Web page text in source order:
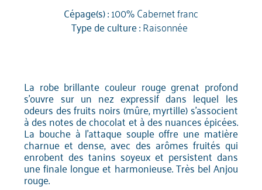
Cépage(s) :100% Cabernet franc
Type de culture :Raisonnée
La robe brillante couleur rouge grenat profond
s'ouvre sur un nez expressif dans lequel les
odeurs des fruits noirs (mûre, myrtille) s'associent
à des notes de chocolat et à des nuances épicées.
La bouche à l'attaque souple offre une matière
charnue et dense, avec des arômes fruités qui
enrobent des tanins soyeux et persistent dans
une finale longue et harmonieuse. Très bel Anjou
rouge.